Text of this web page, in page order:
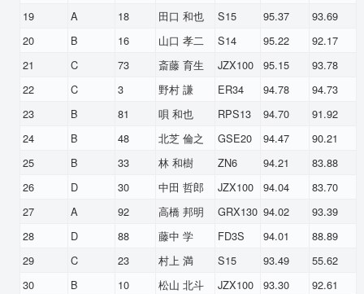
19
A 18 田口 和也 S15 95.37
93.69
20
B 16 山口 孝二 S14 95.22
92.17
21
C 73 斎藤 育生 JZX100 95.15
93.78
22
C 3 野村 謙 ER34 94.78
94.73
23
B 81 唄 和也 RPS13 94.70
91.92
24
B 48 北芝 倫之 GSE20 94.47
90.21
25
B 33 林 和樹 ZN6 94.21
83.88
26
D 30 中田 哲郎 JZX100 94.04
83.70
27
A 92 高橋 邦明 GRX130 94.02
93.39
28
D 88 藤中 学 FD3S 94.01
88.89
29
C 23 村上 満 S15 93.49
55.62
30
B 10 松山 北斗 JZX100 93.30
92.61